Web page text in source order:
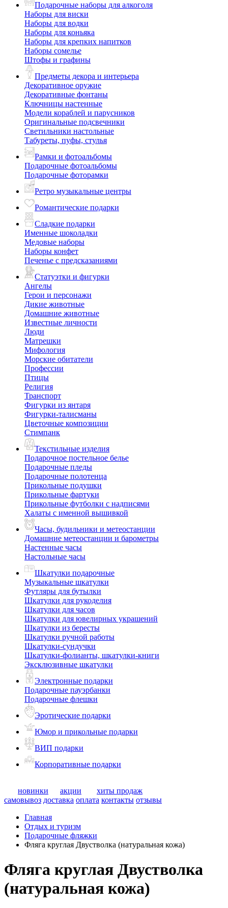
Подарочные наборы для алкоголя
Наборы для виски
Наборы для водки
Наборы для коньяка
Наборы для крепких напитков
Наборы сомелье
Штофы и графины
Предметы декора и интерьера
Декоративное оружие
Декоративные фонтаны
Ключницы настенные
Модели кораблей и парусников
Оригинальные подсвечники
Светильники настольные
Табуреты, пуфы, стулья
Рамки и фотоальбомы
Подарочные фотоальбомы
Подарочные фоторамки
Ретро музыкальные центры
Романтические подарки
Сладкие подарки
Именные шоколадки
Медовые наборы
Наборы конфет
Печенье с предсказаниями
Статуэтки и фигурки
Ангелы
Герои и персонажи
Дикие животные
Домашние животные
Известные личности
Люди
Матрешки
Мифология
Морские обитатели
Профессии
Птицы
Религия
Транспорт
Фигурки из янтаря
Фигурки-талисманы
Цветочные композиции
Стимпанк
Текстильные изделия
Подарочное постельное белье
Подарочные пледы
Подарочные полотенца
Прикольные подушки
Прикольные фартуки
Прикольные футболки с надписями
Халаты с именной вышивкой
Часы, будильники и метеостанции
Домашние метеостанции и барометры
Настенные часы
Настольные часы
Шкатулки подарочные
Музыкальные шкатулки
Футляры для бутылки
Шкатулки для рукоделия
Шкатулки для часов
Шкатулки для ювелирных украшений
Шкатулки из бересты
Шкатулки ручной работы
Шкатулки-сундучки
Шкатулки-фолианты, шкатулки-книги
Эксклюзивные шкатулки
Электронные подарки
Подарочные пауэрбанки
Подарочные флешки
Эротические подарки
Юмор и прикольные подарки
ВИП подарки
Корпоративные подарки
новинки акции
хиты продаж
самовывоз доставка оплата контакты отзывы
Главная
Отдых и туризм
Подарочные фляжки
Фляга круглая Двустволка (натуральная кожа)
Фляга круглая Двустволка
(натуральная кожа)